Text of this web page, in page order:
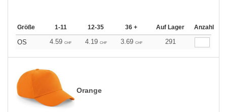
Größe 1-11 12-35 36 + Auf Lager Anzahl
OS 4.59 CHF 4.19 CHF 3.69 CHF 291
Orange